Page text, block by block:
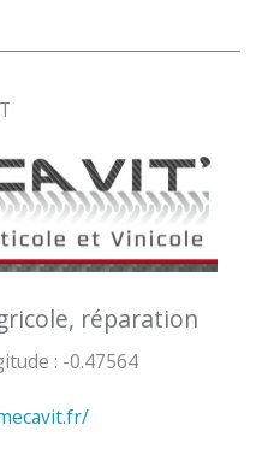
réparation
:: -0.47564